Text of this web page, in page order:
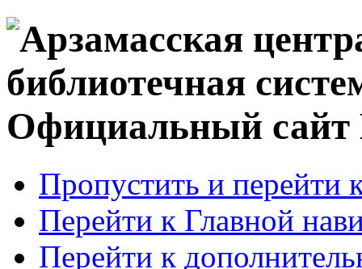
Официальный
Пропустить и перейти
Перейти к Главной
Перейти к